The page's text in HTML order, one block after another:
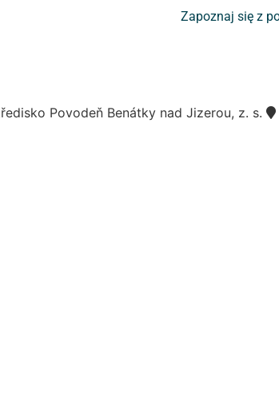
Zapoznaj się z
Povodeň Benátky nad Jizerou, z. s.